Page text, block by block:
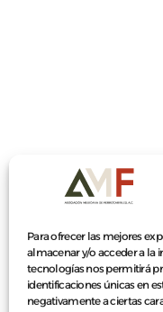
Para ofrecer las mejores
almacenar y/o acceder a la
tecnologías nos permitirá
identificaciones únicas en
negativamente a ciertas
© 2026